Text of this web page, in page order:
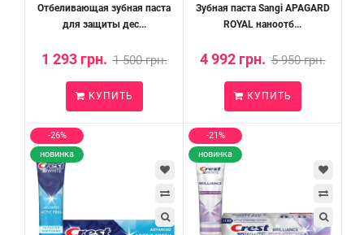
Отбеливающая зубная паста
для защиты дес...
1 293 грн. 1 500 грн.
КУПИТЬ
Зубная паста Sangi APAGARD
ROYAL наноотб...
4 992 грн. 5 950 грн.
КУПИТЬ
-26%
новинка
-21%
новинка